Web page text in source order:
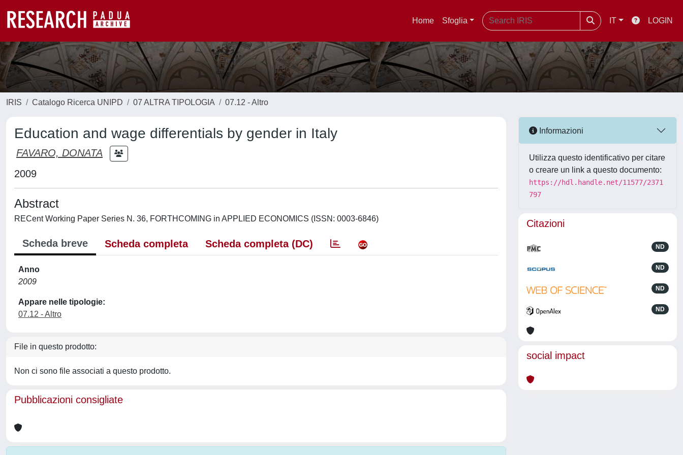
Home Sfoglia IT LOGIN
IRIS Catalogo Ricerca UNIPD 07 ALTRA TIPOLOGIA 07.12 - Altro
Education and wage differentials by gender in Italy
FAVARO, DONATA
2009
Abstract
RECent Working Paper Series N. 36, FORTHCOMING in APPLIED ECONOMICS (ISSN: 0003-6846)
Scheda breve Scheda completa Scheda completa (DC)
Anno
2009
Appare nelle tipologie:
07.12 - Altro
File in questo prodotto:
Non ci sono file associati a questo prodotto.
Pubblicazioni consigliate
Informazioni
Utilizza questo identificativo per citare
o creare un link a questo documento:
https://hdl.handle.net/11577/2371
797
Citazioni
ND
ND
ND
ND
social impact